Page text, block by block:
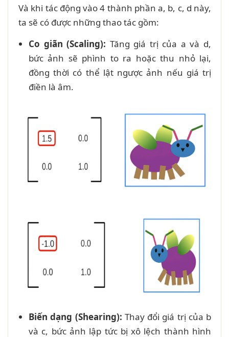
Và khi tác động vào 4 thành phần a, b, c, d này,
ta sẽ có được những thao tác gồm:
Co giãn (Scaling): Tăng giá trị của a và d,
bức ảnh sẽ phình to ra hoặc thu nhỏ lại,
đồng thời có thể lật ngược ảnh nếu giá trị
điền là âm.
Biến dạng (Shearing): Thay đổi giá trị của b
và c, bức ảnh lập tức bị xô lệch thành hình